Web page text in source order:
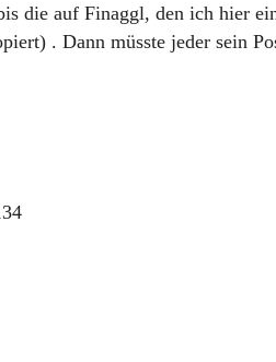
die auf Finaggl, den ich hier
. Dann müsste jeder sein